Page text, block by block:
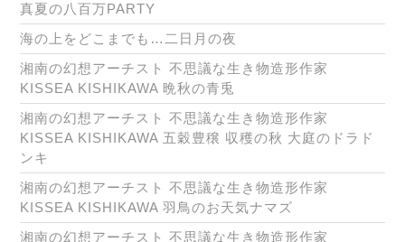
真夏の八百万PARTY
海の上をどこまでも…二日月の夜
湘南の幻想アーチスト 不思議な生き物造形作家
KISSEA KISHIKAWA 晩秋の青兎
湘南の幻想アーチスト 不思議な生き物造形作家
KISSEA KISHIKAWA 五穀豊穣 収穫の秋 大庭のドラド
ンキ
湘南の幻想アーチスト 不思議な生き物造形作家
KISSEA KISHIKAWA 羽鳥のお天気ナマズ
湘南の幻想アーチスト 不思議な生き物造形作家